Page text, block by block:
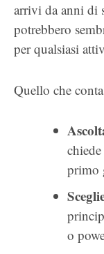
arrivi da anni di
potrebbero
per qualsiasi
Quello che
primo
o